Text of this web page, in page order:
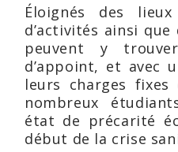
Éloignés des lieux
d’activités ainsi que
peuvent y
d’appoint, et avec
leurs charges fixes
nombreux
état de précarité
début de la crise